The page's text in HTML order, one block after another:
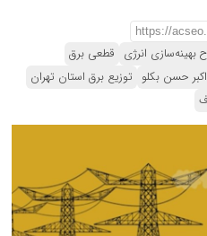
بهینه‌سازی انرژی قطعی برق
حسن بکلو توزیع برق استان تهران